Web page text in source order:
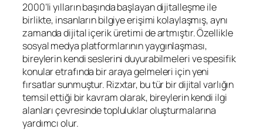
2000’li yılların başında başlayan dijitalleşme ile
birlikte, insanların bilgiye erişimi kolaylaşmış, aynı
zamanda dijital içerik üretimi de artmıştır. Özellikle
sosyal medya platformlarının yaygınlaşması,
bireylerin kendi seslerini duyurabilmeleri ve spesifik
konular etrafında bir araya gelmeleri için yeni
fırsatlar sunmuştur. Rizxtar, bu tür bir dijital varlığın
temsil ettiği bir kavram olarak, bireylerin kendi ilgi
alanları çevresinde topluluklar oluşturmalarına
yardımcı olur.